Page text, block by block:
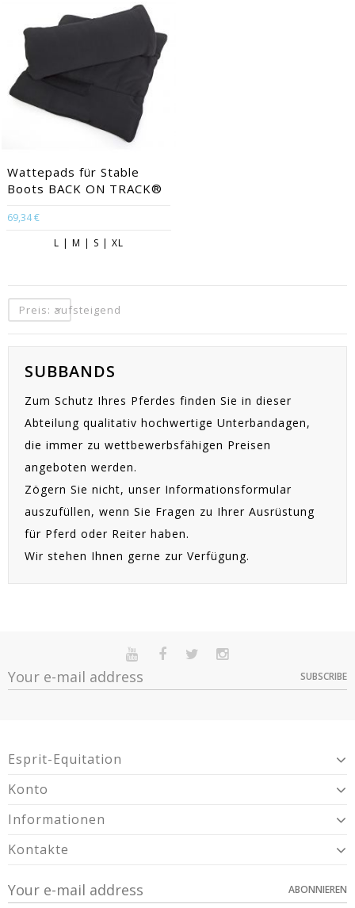
Wattepads für Stable
Boots BACK ON TRACK®
69,34 €
L | M | S | XL
Preis: aufsteigend
SUBBANDS
Zum Schutz Ihres Pferdes finden Sie in dieser
Abteilung qualitativ hochwertige Unterbandagen,
die immer zu wettbewerbsfähigen Preisen
angeboten werden.
Zögern Sie nicht, unser Informationsformular
auszufüllen, wenn Sie Fragen zu Ihrer Ausrüstung
für Pferd oder Reiter haben.
Wir stehen Ihnen gerne zur Verfügung.
SUBSCRIBE
Esprit-Equitation
Konto
Informationen
Kontakte
ABONNIEREN